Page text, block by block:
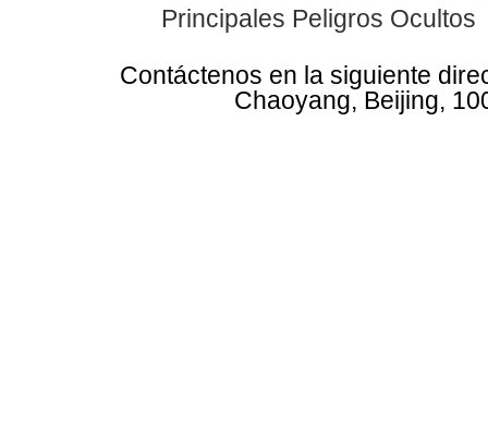
Principales Peligros Ocultos
Contáctenos en la siguiente
Chaoyang, Beijing,